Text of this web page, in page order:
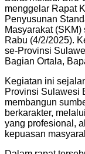
menggelar Rapat
Penyusunan
Masyarakat
Rabu (4/2/2025).
se-Provinsi
Bagian Ortala,
Kegiatan ini
Provinsi Sulawesi
membangun
berkarakter,
yang profesional,
kepuasan